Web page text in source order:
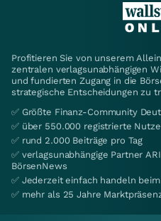
Profitieren Sie von unserem
zentralen verlagsunabhängigen
und fundierten Zugang in die
strategische Entscheidungen zu
✅ Größte Finanz-Community
✅ über 550.000 registrierte
✅ rund 2.000 Beiträge pro Tag
✅ verlagsunabhängige Partner
BörsenNews
✅ Jederzeit einfach handeln beim
✅ mehr als 25 Jahre